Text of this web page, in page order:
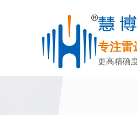
专注雷
更高精确